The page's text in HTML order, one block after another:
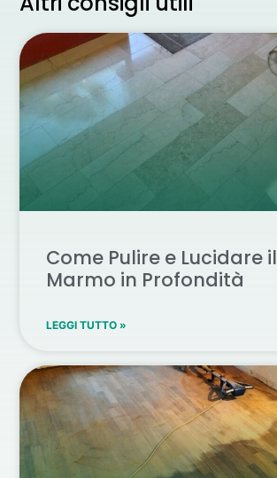
Come Pulire e Lucidare il
Marmo in Profondità
LEGGI TUTTO »